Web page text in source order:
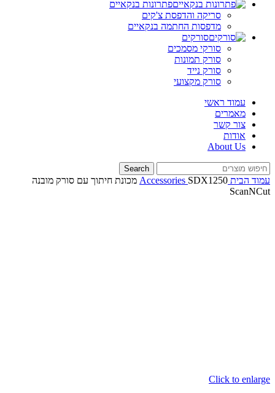
פתרונות בנקאיים
סריקה והדפסת צ'קים
מדפסות החתמה בנקאיים
סורקים
סורקי מסמכים
סורק תמונות
סורק נייד
סורק מקצועי
עמוד ראשי
מאמרים
צור קשר
אודות
About Us
Search
עמוד הבית Accessories SDX1250 מכונת חיתוך עם סורק מובנה
ScanNCut
Click to enlarge